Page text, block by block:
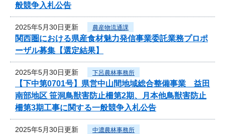
般競争入札公告
2025年5月30日更新 農産物流通課
関西圏における県産食材魅力発信事業委託業務プロポ
ーザル募集【選定結果】
2025年5月30日更新 下呂農林事務所
【下中第0701号】県営中山間地域総合整備事業 益田
南部地区 笹洞鳥獣害防止柵第2期、月本他鳥獣害防止
柵第3期工事に関する一般競争入札公告
2025年5月30日更新 中濃農林事務所